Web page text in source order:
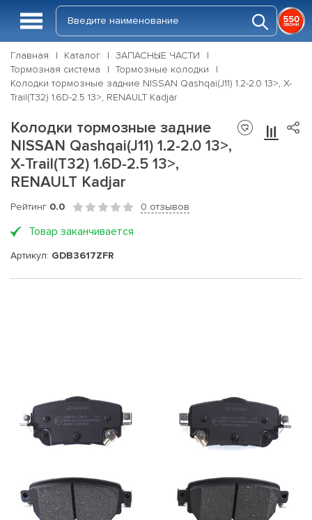
Главная Каталог
ЗАПАСНЫЕ ЧАСТИ
Тормозная система
Тормозные колодки
Колодки тормозные задние NISSAN Qashqai(J11) 1.2-2.0 13>, X-
Trail(T32) 1.6D-2.5 13>, RENAULT Kadjar
Колодки тормозные задние
NISSAN Qashqai(J11) 1.2-2.0 13>,
X-Trail(T32) 1.6D-2.5 13>,
RENAULT Kadjar
Рейтинг 0.0 0 отзывов
Товар заканчивается
Артикул: GDB3617ZFR